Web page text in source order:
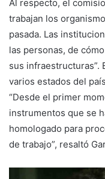
Al respecto, el
trabajan los
pasada. Las
las personas, de
sus infraestructuras”.
varios estados del
“Desde el primer
instrumentos que se
homologado para
de trabajo”, resaltó